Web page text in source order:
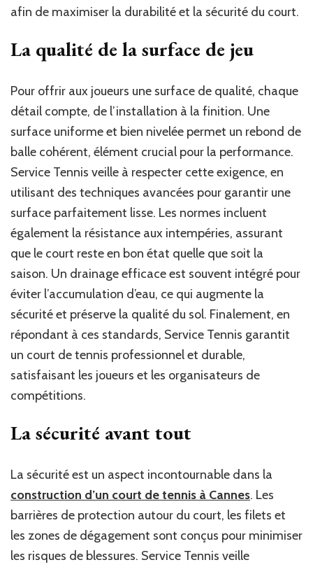
afin de maximiser la durabilité et la sécurité du court.
La qualité de la surface de jeu
Pour offrir aux joueurs une surface de qualité, chaque
détail compte, de l’installation à la finition. Une
surface uniforme et bien nivelée permet un rebond de
balle cohérent, élément crucial pour la performance.
Service Tennis veille à respecter cette exigence, en
utilisant des techniques avancées pour garantir une
surface parfaitement lisse. Les normes incluent
également la résistance aux intempéries, assurant
que le court reste en bon état quelle que soit la
saison. Un drainage efficace est souvent intégré pour
éviter l’accumulation d’eau, ce qui augmente la
sécurité et préserve la qualité du sol. Finalement, en
répondant à ces standards, Service Tennis garantit
un court de tennis professionnel et durable,
satisfaisant les joueurs et les organisateurs de
compétitions.
La sécurité avant tout
La sécurité est un aspect incontournable dans la
construction d’un court de tennis à Cannes. Les
barrières de protection autour du court, les filets et
les zones de dégagement sont conçus pour minimiser
les risques de blessures. Service Tennis veille